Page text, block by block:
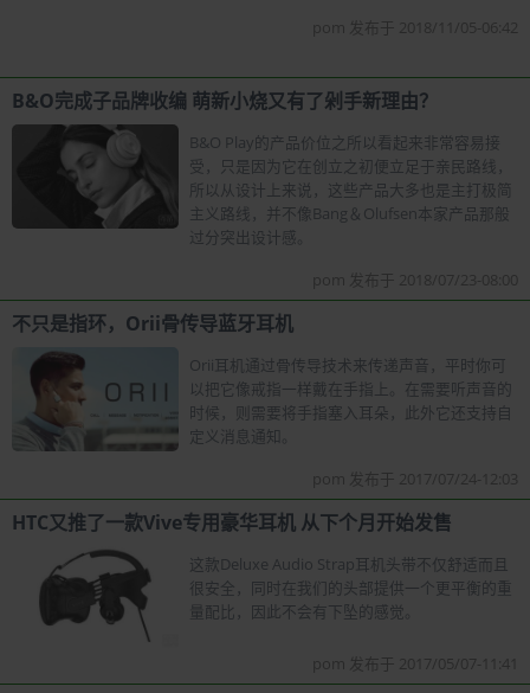
pom 发布于 2018/11/05-06:42
B&O完成子品牌收编 萌新小烧又有了剁手新理由？
B&O Play的产品价位之所以看起来非常容易接
受，只是因为它在创立之初便立足于亲民路线，
所以从设计上来说，这些产品大多也是主打极简
主义路线，并不像Bang＆Olufsen本家产品那般
过分突出设计感。
pom 发布于 2018/07/23-08:00
不只是指环，Orii骨传导蓝牙耳机
Orii耳机通过骨传导技术来传递声音，平时你可
以把它像戒指一样戴在手指上。在需要听声音的
时候，则需要将手指塞入耳朵，此外它还支持自
定义消息通知。
pom 发布于 2017/07/24-12:03
HTC又推了一款Vive专用豪华耳机 从下个月开始发售
这款Deluxe Audio Strap耳机头带不仅舒适而且
很安全，同时在我们的头部提供一个更平衡的重
量配比，因此不会有下坠的感觉。
pom 发布于 2017/05/07-11:41